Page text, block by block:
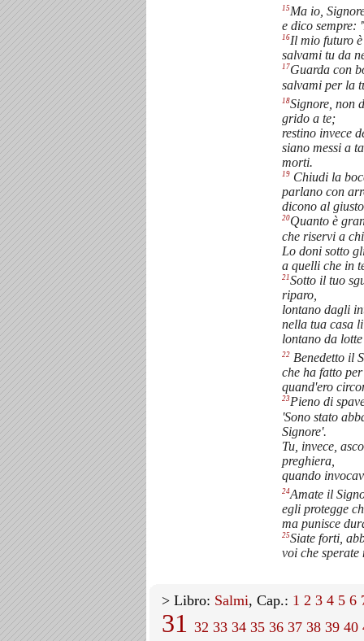
15Ma io,
e dico sempre:
16Il mio futuro
salvami tu da
17Guarda con
salvami per la
18Signore, non
grido a te;
restino invece
siano messi a
morti.
19 Chiudi la
parlano con
dicono al
20Quanto è
che riservi a
Lo doni sotto
a quelli che in
21Sotto il tuo
riparo,
lontano dagli
nella tua casa
lontano da
22 Benedetto il
che ha fatto
quand'ero
23Pieno di
'Sono stato
Signore'.
Tu, invece,
preghiera,
quando
24Amate il
egli protegge
ma punisce
25Siate forti,
voi che sperate
> Libro: Salmi, Cap.: 1 2 3 4 5 6
31 32 33 34 35 36 37 38 39 40